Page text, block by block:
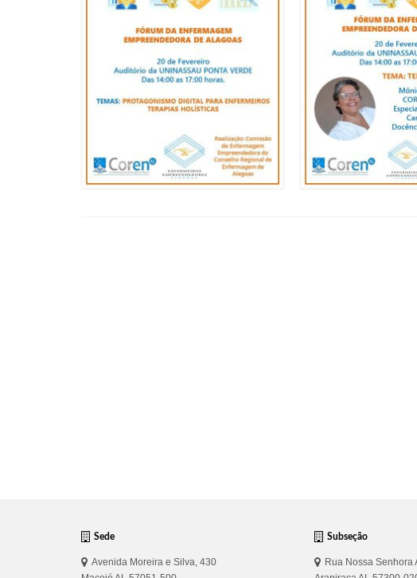
Sede
Avenida Moreira e Silva, 430
Subseção
Rua Nossa Senhora